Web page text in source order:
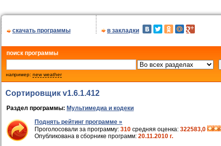
скачать программы в закладки
поиск программы
например: new weather
Сортировщик v1.6.1.412
Раздел программы: Мультимедиа и кодеки
Поднять рейтинг программе »
Проголосовали за программу: 310 средняя оценка: 322583,0
Опубликована в сборнике программ: 20.11.2010 г.